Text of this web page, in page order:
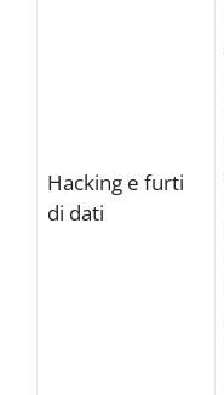
Hacking e furti
di dati